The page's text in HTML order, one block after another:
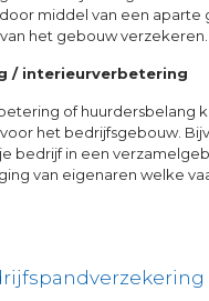
middel van een aparte
het gebouw verzekeren.
/ interieurverbetering
of huurdersbelang
het bedrijfsgebouw.
bedrijf in een
van eigenaren welke